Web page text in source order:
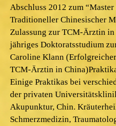
Abschluss 2012 zum
Traditioneller Chinesischer
Zulassung zur TCM-Ärztin in
jähriges Doktoratsstudium
Caroline Klann
TCM-Ärztin in
Einige Praktikas bei
der privaten
Akupunktur, Chin.
Schmerzmedizin,